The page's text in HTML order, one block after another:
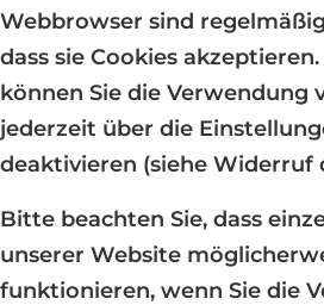
Webbrowser sind
dass sie Cookies
können Sie die Verwendung
jederzeit über die
deaktivieren (siehe Widerruf
Bitte beachten Sie, dass
unserer Website
funktionieren, wenn Sie die